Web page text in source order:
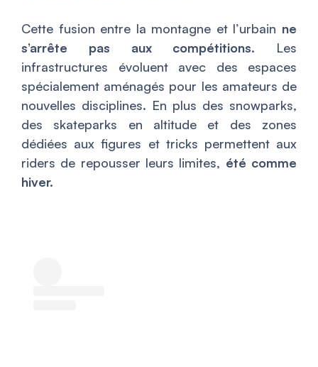
Cette fusion entre la montagne et l’urbain ne
s’arrête pas aux compétitions. Les
infrastructures évoluent avec des espaces
spécialement aménagés pour les amateurs de
nouvelles disciplines. En plus des snowparks,
des skateparks en altitude et des zones
dédiées aux figures et tricks permettent aux
riders de repousser leurs limites, été comme
hiver.